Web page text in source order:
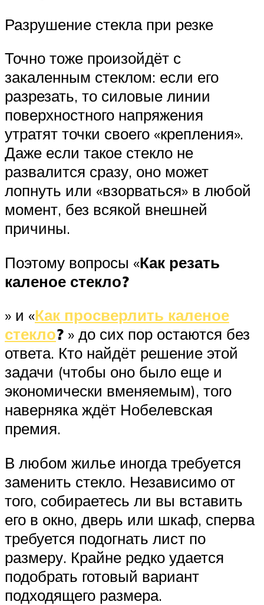
Разрушение стекла при резке
Точно тоже произойдёт с
закаленным стеклом: если его
разрезать, то силовые линии
поверхностного напряжения
утратят точки своего «крепления».
Даже если такое стекло не
развалится сразу, оно может
лопнуть или «взорваться» в любой
момент, без всякой внешней
причины.
Поэтому вопросы «Как резать
каленое стекло?
» и «Как просверлить каленое
стекло? » до сих пор остаются без
ответа. Кто найдёт решение этой
задачи (чтобы оно было еще и
экономически вменяемым), того
наверняка ждёт Нобелевская
премия.
В любом жилье иногда требуется
заменить стекло. Независимо от
того, собираетесь ли вы вставить
его в окно, дверь или шкаф, сперва
требуется подогнать лист по
размеру. Крайне редко удается
подобрать готовый вариант
подходящего размера.